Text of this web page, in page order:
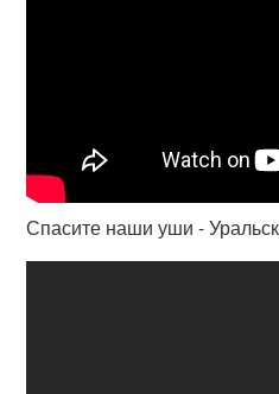
Спасите наши уши -